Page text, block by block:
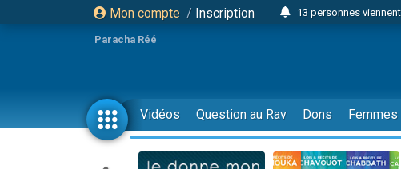
Mon compte / Inscription
13 personnes
12 nouvelles
30 personnes
3 personnes
2 personnes viennent
3 personnes
Paracha Réé
Vidéos Question au Rav Dons Femmes